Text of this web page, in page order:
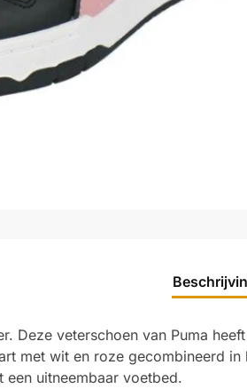
Deze veterschoen van Puma
met wit en roze gecombineerd
uitneembaar voetbed.